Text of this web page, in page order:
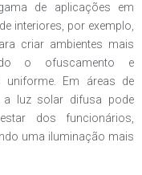
de aplicações em
interiores, por exemplo,
criar ambientes mais
o ofuscamento e
uniforme. Em áreas de
luz solar difusa pode
dos funcionários,
uma iluminação mais